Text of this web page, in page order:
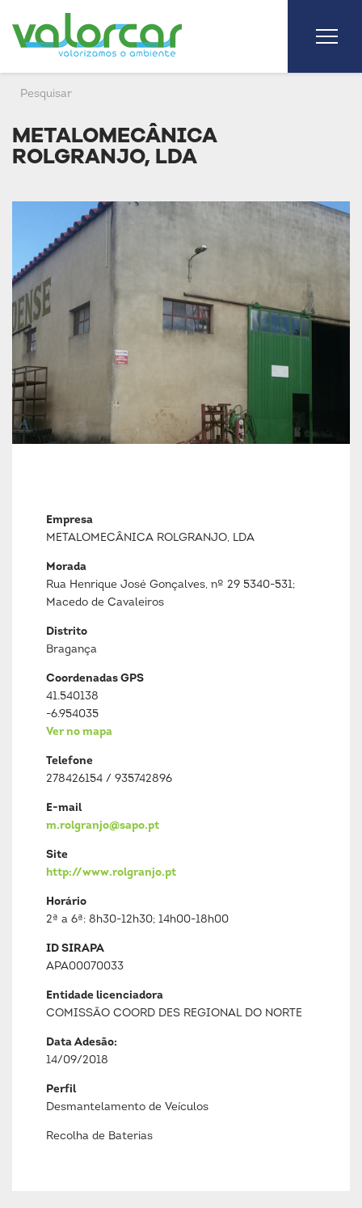
METALOMECÂNICA
ROLGRANJO, LDA
Empresa
METALOMECÂNICA ROLGRANJO, LDA
Morada
Rua Henrique José Gonçalves, nº 29 5340-531;
Macedo de Cavaleiros
Distrito
Bragança
Coordenadas GPS
41.540138
-6.954035
Ver no mapa
Telefone
278426154 / 935742896
E-mail
m.rolgranjo@sapo.pt
Site
http://www.rolgranjo.pt
Horário
2ª a 6ª: 8h30-12h30; 14h00-18h00
ID SIRAPA
APA00070033
Entidade licenciadora
COMISSÃO COORD DES REGIONAL DO NORTE
Data Adesão:
14/09/2018
Perfil
Desmantelamento de Veículos
Recolha de Baterias